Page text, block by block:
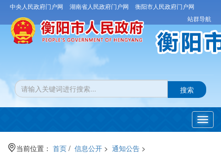
中央人民政府门户网 湖南省人民政府门户网
衡阳市人民政府门户网
站群导航
搜索
当前位置： 首页 / 信息公开 > 通知公告 >